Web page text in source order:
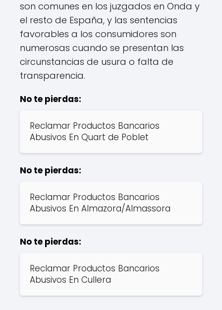
son comunes en los juzgados en Onda y
el resto de España, y las sentencias
favorables a los consumidores son
numerosas cuando se presentan las
circunstancias de usura o falta de
transparencia.
No te pierdas:
Reclamar Productos Bancarios
Abusivos En Quart de Poblet
No te pierdas:
Reclamar Productos Bancarios
Abusivos En Almazora/Almassora
No te pierdas:
Reclamar Productos Bancarios
Abusivos En Cullera